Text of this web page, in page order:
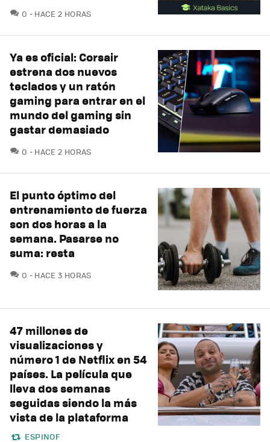
0 COMENTARIOS
HACE 2 HORAS
Ya es oficial: Corsair
estrena dos nuevos
teclados y un ratón
gaming para entrar en el
mundo del gaming sin
gastar demasiado
0 COMENTARIOS
HACE 2 HORAS
El punto óptimo del
entrenamiento de fuerza
son dos horas a la
semana. Pasarse no
suma: resta
0 COMENTARIOS
HACE 3 HORAS
47 millones de
visualizaciones y
número 1 de Netflix en 54
países. La película que
lleva dos semanas
seguidas siendo la más
vista de la plataforma
ESPINOF